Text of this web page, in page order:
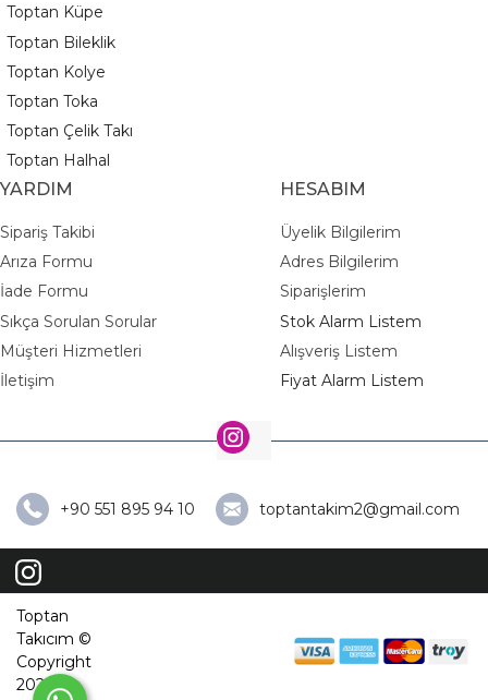
Toptan Küpe
Toptan Bileklik
Toptan Kolye
Toptan Toka
Toptan Çelik Takı
Toptan Halhal
YARDIM
Sipariş Takibi
Arıza Formu
İade Formu
Sıkça Sorulan Sorular
Müşteri Hizmetleri
İletişim
HESABIM
Üyelik Bilgilerim
Adres Bilgilerim
Siparişlerim
Stok Alarm Listem
Alışveriş Listem
Fiyat Alarm Listem
+90 551 895 94 10 toptantakim2@gmail.com
Toptan
Takıcım ©
Copyright
2026